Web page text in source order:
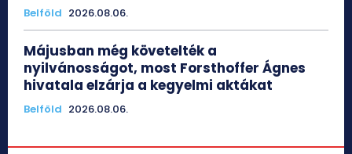
Belföld 2026.08.06.
Májusban még követelték a
nyilvánosságot, most Forsthoffer Ágnes
hivatala elzárja a kegyelmi aktákat
Belföld 2026.08.06.